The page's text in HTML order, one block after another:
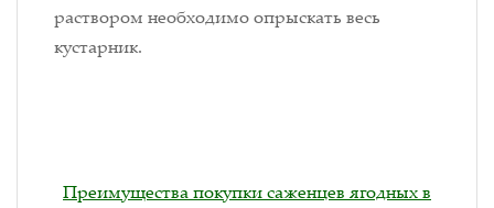
раствором необходимо опрыскать весь
кустарник.
Преимущества покупки саженцев ягодных в